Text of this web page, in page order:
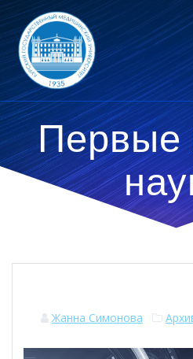
к
Первые
Жанна Симонова